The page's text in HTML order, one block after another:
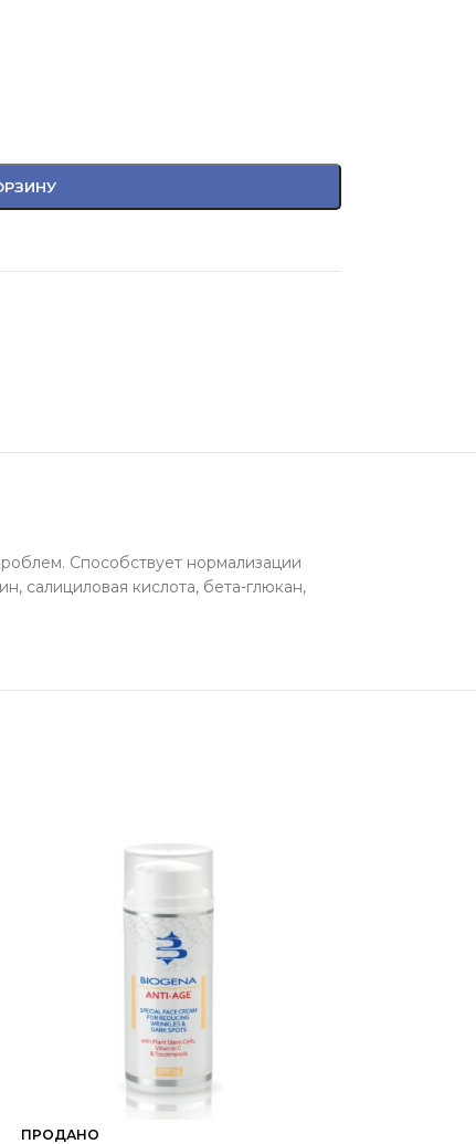
Способствует нормализации
салициловая кислота, бета-глюкан,
ПРОДАНО